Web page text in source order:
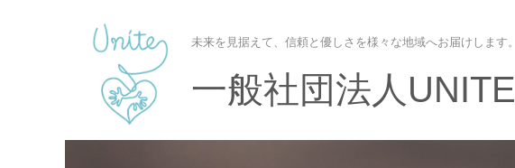
未来を見据えて、信頼と優しさを様々な地域へお届けします。
一般社団法人UNITE